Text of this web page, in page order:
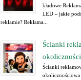
kładowe
LED – jakie
reklamie? Reklama...
Ścianki
Ścianki